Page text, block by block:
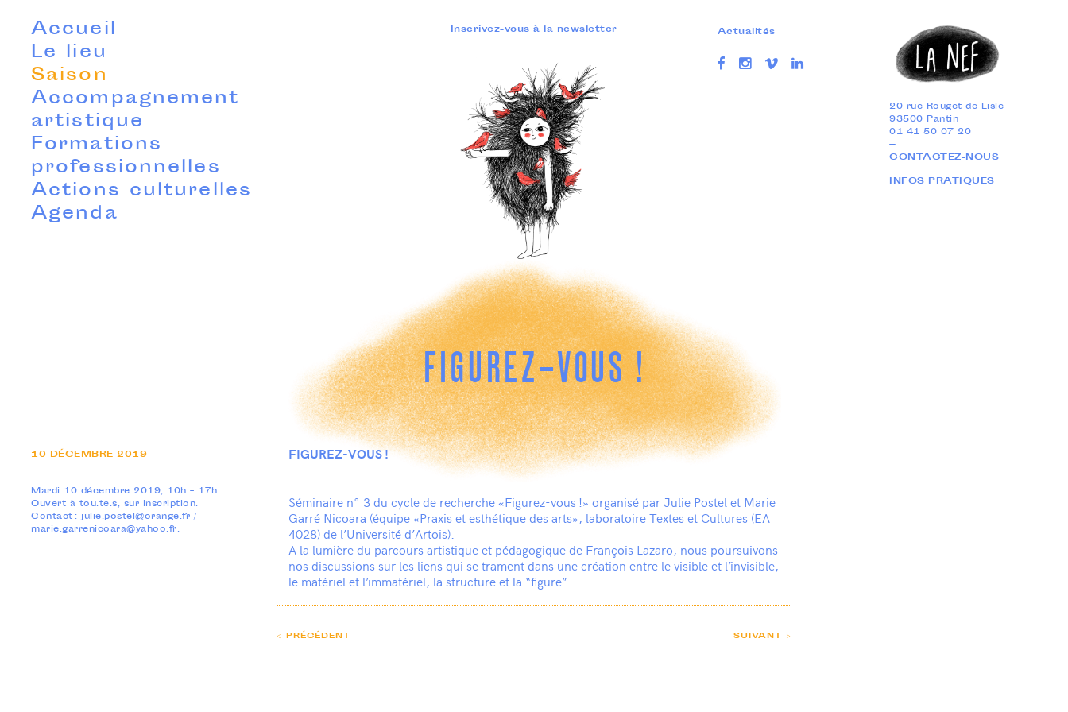
Accueil
Le lieu
Saison
Accompagnement
artistique
Formations
professionnelles
Actions culturelles
Agenda
Inscrivez-vous à la newsletter Actualités
20 rue Rouget de Lisle
93500 Pantin
01 41 50 07 20
—
CONTACTEZ-NOUS
INFOS PRATIQUES
FIGUREZ-VOUS !
10 DÉCEMBRE 2019
Mardi 10 décembre 2019, 10h – 17h
Ouvert à tou.te.s, sur inscription.
Contact : julie.postel@orange.fr /
marie.garrenicoara@yahoo.fr.
FIGUREZ-VOUS !
Séminaire n° 3 du cycle de recherche «Figurez-vous !» organisé par Julie Postel et Marie
Garré Nicoara (équipe «Praxis et esthétique des arts», laboratoire Textes et Cultures (EA
4028) de l’Université d’Artois).
A la lumière du parcours artistique et pédagogique de François Lazaro, nous poursuivons
nos discussions sur les liens qui se trament dans une création entre le visible et l’invisible,
le matériel et l’immatériel, la structure et la “figure”.
< PRÉCÉDENT SUIVANT >